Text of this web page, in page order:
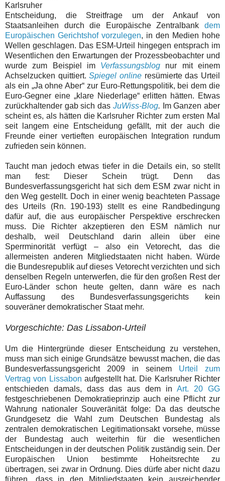
Karlsruher
Entscheidung, die Streitfrage um der Ankauf von
Staatsanleihen durch die Europäische Zentralbank dem
Europäischen Gerichtshof vorzulegen, in den Medien hohe
Wellen geschlagen. Das ESM-Urteil hingegen entsprach im
Wesentlichen den Erwartungen der Prozessbeobachter und
wurde zum Beispiel im Verfassungsblog nur mit einem
Achselzucken quittiert.Spiegel online resümierte das Urteil
als ein „Ja ohne Aber“ zur Euro-Rettungspolitik, bei dem die
Euro-Gegner eine „klare Niederlage“ erlitten hätten. Etwas
zurückhaltender gab sich das JuWiss-Blog.
Im Ganzen aber
scheint es, als hätten die Karlsruher Richter zum ersten Mal
seit langem eine Entscheidung gefällt, mit der auch die
Freunde einer vertieften europäischen Integration rundum
zufrieden sein können.
Taucht man jedoch etwas tiefer in die Details ein, so stellt
man fest: Dieser Schein trügt. Denn das
Bundesverfassungsgericht hat sich dem ESM zwar nicht in
den Weg gestellt. Doch in einer wenig beachteten Passage
des Urteils (Rn. 190-193) stellt es eine Randbedingung
dafür auf, die aus europäischer Perspektive erschrecken
muss. Die Richter akzeptieren den ESM nämlich nur
deshalb, weil Deutschland darin allein über eine
Sperrminorität verfügt – also ein Vetorecht, das die
allermeisten anderen Mitgliedstaaten nicht haben. Würde
die Bundesrepublik auf dieses Vetorecht verzichten und sich
denselben Regeln unterwerfen, die für den großen Rest der
Euro-Länder schon heute gelten, dann wäre es nach
Auffassung des Bundesverfassungsgerichts kein
souveräner demokratischer Staat mehr.
Vorgeschichte: Das Lissabon-Urteil
Um die Hintergründe dieser Entscheidung zu verstehen,
muss man sich einige Grundsätze bewusst machen, die das
Bundesverfassungsgericht 2009 in seinem Urteil zum
Vertrag von Lissabon aufgestellt hat. Die Karlsruher Richter
entschieden damals, dass das aus dem in Art. 20 GG
festgeschriebenen Demokratieprinzip auch eine Pflicht zur
Wahrung nationaler Souveränität folge: Da das deutsche
Grundgesetz die Wahl zum Deutschen Bundestag als
zentralen demokratischen Legitimationsakt vorsehe, müsse
der Bundestag auch weiterhin für die wesentlichen
Entscheidungen in der deutschen Politik zuständig sein. Der
Europäischen Union bestimmte Hoheitsrechte zu
übertragen, sei zwar in Ordnung. Dies dürfe aber nicht dazu
führen „dass in den Mitgliedstaaten kein ausreichender